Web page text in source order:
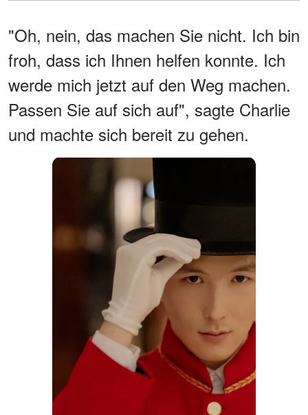
"Oh, nein, das machen Sie nicht. Ich bin
froh, dass ich Ihnen helfen konnte. Ich
werde mich jetzt auf den Weg machen.
Passen Sie auf sich auf", sagte Charlie
und machte sich bereit zu gehen.